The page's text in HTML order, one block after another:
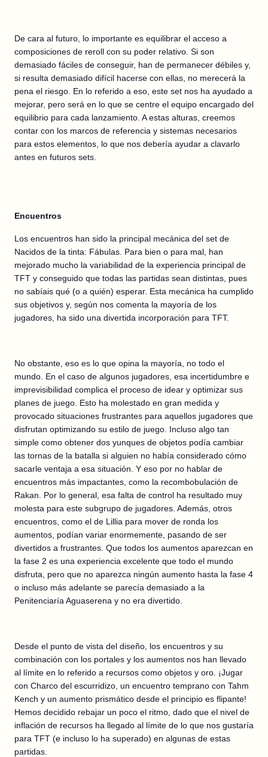
De cara al futuro, lo importante es equilibrar el acceso a
composiciones de reroll con su poder relativo. Si son
demasiado fáciles de conseguir, han de permanecer débiles y,
si resulta demasiado difícil hacerse con ellas, no merecerá la
pena el riesgo. En lo referido a eso, este set nos ha ayudado a
mejorar, pero será en lo que se centre el equipo encargado del
equilibrio para cada lanzamiento. A estas alturas, creemos
contar con los marcos de referencia y sistemas necesarios
para estos elementos, lo que nos debería ayudar a clavarlo
antes en futuros sets.
Encuentros
Los encuentros han sido la principal mecánica del set de
Nacidos de la tinta: Fábulas. Para bien o para mal, han
mejorado mucho la variabilidad de la experiencia principal de
TFT y conseguido que todas las partidas sean distintas, pues
no sabíais qué (o a quién) esperar. Esta mecánica ha cumplido
sus objetivos y, según nos comenta la mayoría de los
jugadores, ha sido una divertida incorporación para TFT.
No obstante, eso es lo que opina la mayoría, no todo el
mundo. En el caso de algunos jugadores, esa incertidumbre e
imprevisibilidad complica el proceso de idear y optimizar sus
planes de juego. Esto ha molestado en gran medida y
provocado situaciones frustrantes para aquellos jugadores que
disfrutan optimizando su estilo de juego. Incluso algo tan
simple como obtener dos yunques de objetos podía cambiar
las tornas de la batalla si alguien no había considerado cómo
sacarle ventaja a esa situación. Y eso por no hablar de
encuentros más impactantes, como la recombobulación de
Rakan. Por lo general, esa falta de control ha resultado muy
molesta para este subgrupo de jugadores. Además, otros
encuentros, como el de Lillia para mover de ronda los
aumentos, podían variar enormemente, pasando de ser
divertidos a frustrantes. Que todos los aumentos aparezcan en
la fase 2 es una experiencia excelente que todo el mundo
disfruta, pero que no aparezca ningún aumento hasta la fase 4
o incluso más adelante se parecía demasiado a la
Penitenciaría Aguaserena y no era divertido.
Desde el punto de vista del diseño, los encuentros y su
combinación con los portales y los aumentos nos han llevado
al límite en lo referido a recursos como objetos y oro. ¡Jugar
con Charco del escurridizo, un encuentro temprano con Tahm
Kench y un aumento prismático desde el principio es flipante!
Hemos decidido rebajar un poco el ritmo, dado que el nivel de
inflación de recursos ha llegado al límite de lo que nos gustaría
para TFT (e incluso lo ha superado) en algunas de estas
partidas.